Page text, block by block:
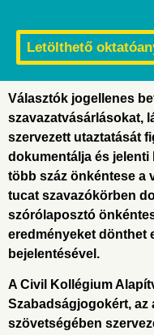
Letölthető
Választók jogellenes
szavazatvásárlásokat,
szervezett utaztatását
dokumentálja és jelenti
több száz önkéntese a
tucat szavazókörben
szórólaposztó
eredményeket dönthet
bejelentésével.
A Civil Kollégium
Szabadságjogokért, az
szövetségében